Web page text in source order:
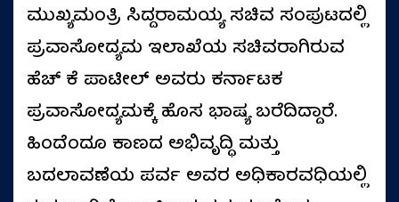
ಮುಖ್ಯಮಂತ್ರಿ ಸಿದ್ದರಾಮಯ್ಯ ಸಚಿವ ಸಂಪುಟದಲ್ಲಿ
ಪ್ರವಾಸೋದ್ಯಮ ಇಲಾಖೆಯ ಸಚಿವರಾಗಿರುವ
ಹೆಚ್‌ ಕೆ ಪಾಟೀಲ್‌ ಅವರು ಕರ್ನಾಟಕ
ಪ್ರವಾಸೋದ್ಯಮಕ್ಕೆ ಹೊಸ ಭಾಷ್ಯ ಬರೆದಿದ್ದಾರೆ.
ಹಿಂದೆಂದೂ ಕಾಣದ ಅಭಿವೃದ್ಧಿ ಮತ್ತು
ಬದಲಾವಣೆಯ ಪರ್ವ ಅವರ ಅಧಿಕಾರವಧಿಯಲ್ಲಿ